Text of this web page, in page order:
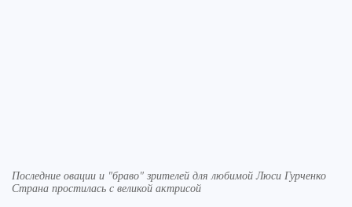
Последние овации и "браво" зрителей для любимой Люси Гурченко
Страна простилась с великой актрисой